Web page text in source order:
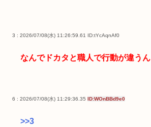
3 : 2026/07/08(水) 11:26:59.61 ID:tYcAqnAf0
なんでドカタと職人で行動が違うん
6 : 2026/07/08(水) 11:29:36.35 ID:WOnBBd9e0
>>3